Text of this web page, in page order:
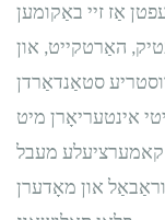
אַז זיי באַקומען
האַרטקייט, און
אינטעריאָרן מיט
קאמערציעלע מעבל
און מאָדערן